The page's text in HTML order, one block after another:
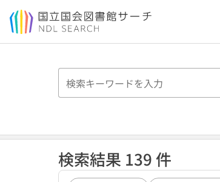
本文へ移動
検索結果 139 件